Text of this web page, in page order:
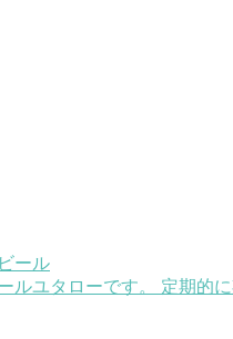
ルユタローです。 定期的